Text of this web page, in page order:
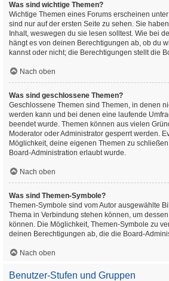
Was sind wichtige Themen?
Wichtige Themen eines Forums erscheinen
sind nur auf der ersten Seite zu sehen. Sie
Inhalt, weswegen du sie lesen solltest. Wie bei
hängt es von deinen Berechtigungen ab, ob du
kannst oder nicht; die Berechtigungen stellt die
Nach oben
Was sind geschlossene Themen?
Geschlossene Themen sind Themen, in denen
werden kann und bei denen eine laufende
beendet wurde. Themen können aus vielen
Moderator oder Administrator gesperrt werden.
Möglichkeit, deine eigenen Themen zu
Board-Administration erlaubt wurde.
Nach oben
Was sind Themen-Symbole?
Themen-Symbole sind vom Autor ausgewählte
Thema in Verbindung stehen können, um
können. Die Möglichkeit, Themen-Symbole zu
deinen Berechtigungen ab, die die Board-
Nach oben
Benutzer-Stufen und Gruppen